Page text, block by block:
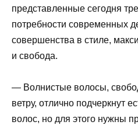
представленные сегодня
потребности современных
совершенства в стиле,
и свобода.
— Волнистые волосы,
ветру, отлично подчеркнут
волос, но для этого нужны